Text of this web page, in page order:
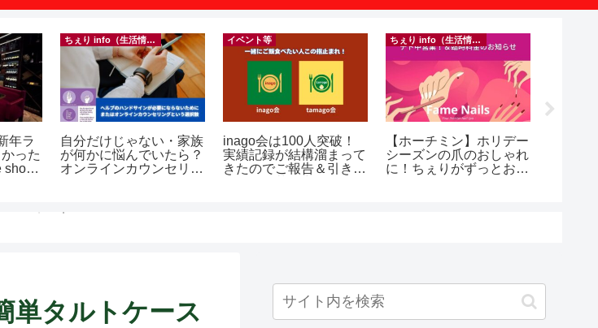
年ラ
った
shop
ちぇり info（生活情報）
自分だけじゃない・家族
が何かに悩んでいたら？
オンラインカウンセリン
イベント等
inago会は100人突破！
実績記録が結構溜まって
きたのでご報告＆引き続
ちぇり info（生活情報）
【ホーチミン】ホリデー
シーズンの爪のおしゃれ
に！ちぇりがずっとお世
単タルトケース